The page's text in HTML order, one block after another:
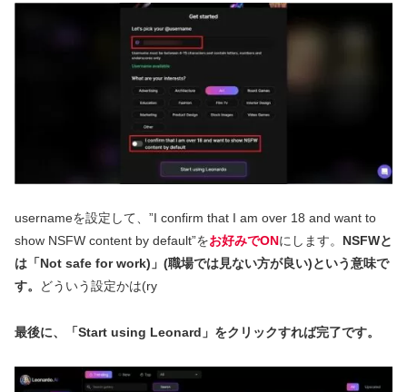
usernameを設定して、”I confirm that I am over 18 and want to
show NSFW content by default”をお好みでONにします。 NSFWと
は「Not safe for work)」(職場では見ない方が良い)という意味で
す。
どういう設定かは(ry
最後に、「Start using Leonard」をクリックすれば完了です。